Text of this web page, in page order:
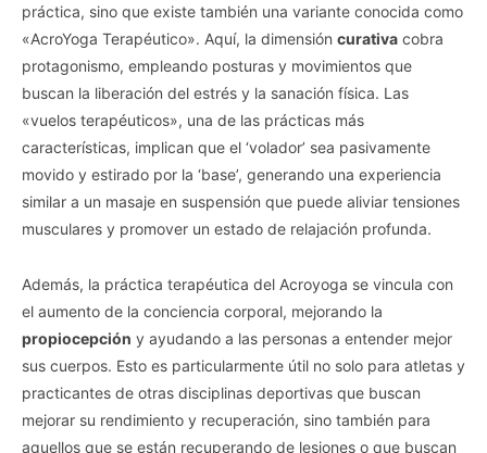
Vida.es -Do Not Process My Personal Information
If you wish to opt-out of the sale, sharing to third parties, or
processing of your personal or sensitive information for
targeted advertising by us, please use the below opt-out
section to confirm your selection. Please note that after your
opt-out request is processed you may continue seeing
us or personal information disclosed to third parties prior to
your opt-out. You may separately opt-out of the further
disclosure of your personal information by third parties on the
IAB’s list of downstream participants. This information may
also be disclosed by us to third parties on theIAB’s List of
Downstream Participantsthat may further disclose it to other
third parties.
práctica, sino que existe también una variante conocida como
«AcroYoga Terapéutico». Aquí, la dimensión curativa cobra
protagonismo, empleando posturas y movimientos que
buscan la liberación del estrés y la sanación física. Las
«vuelos terapéuticos», una de las prácticas más
características, implican que el ‘volador’ sea pasivamente
movido y estirado por la ‘base’, generando una experiencia
similar a un masaje en suspensión que puede aliviar tensiones
musculares y promover un estado de relajación profunda.
Además, la práctica terapéutica del Acroyoga se vincula con
el aumento de la conciencia corporal, mejorando la
propiocepción y ayudando a las personas a entender mejor
sus cuerpos. Esto es particularmente útil no solo para atletas y
practicantes de otras disciplinas deportivas que buscan
mejorar su rendimiento y recuperación, sino también para
aquellos que se están recuperando de lesiones o que buscan